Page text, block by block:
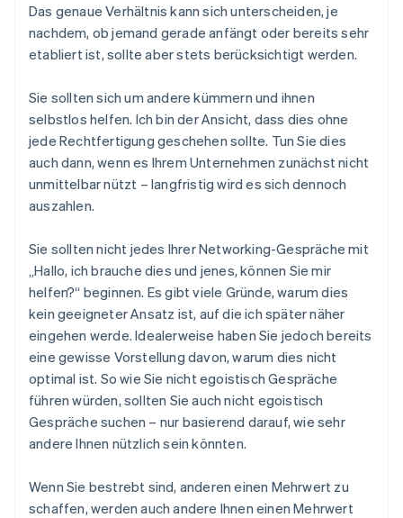
Das genaue Verhältnis kann sich unterscheiden, je
nachdem, ob jemand gerade anfängt oder bereits sehr
etabliert ist, sollte aber stets berücksichtigt werden.
Sie sollten sich um andere kümmern und ihnen
selbstlos helfen. Ich bin der Ansicht, dass dies ohne
jede Rechtfertigung geschehen sollte. Tun Sie dies
auch dann, wenn es Ihrem Unternehmen zunächst nicht
unmittelbar nützt – langfristig wird es sich dennoch
auszahlen.
Sie sollten nicht jedes Ihrer Networking-Gespräche mit
„Hallo, ich brauche dies und jenes, können Sie mir
helfen?“ beginnen. Es gibt viele Gründe, warum dies
kein geeigneter Ansatz ist, auf die ich später näher
eingehen werde. Idealerweise haben Sie jedoch bereits
eine gewisse Vorstellung davon, warum dies nicht
optimal ist. So wie Sie nicht egoistisch Gespräche
führen würden, sollten Sie auch nicht egoistisch
Gespräche suchen – nur basierend darauf, wie sehr
andere Ihnen nützlich sein könnten.
Wenn Sie bestrebt sind, anderen einen Mehrwert zu
schaffen, werden auch andere Ihnen einen Mehrwert